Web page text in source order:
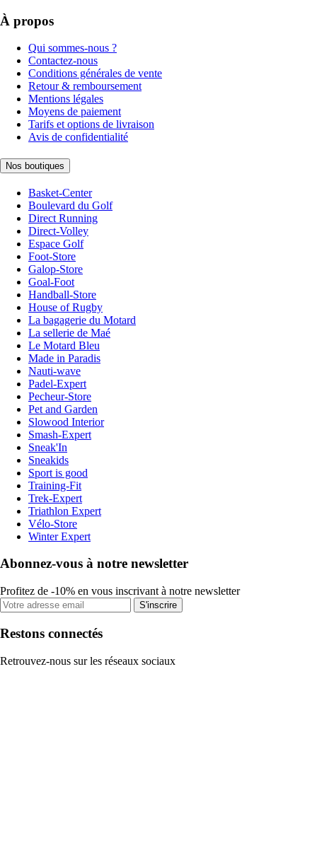
À propos
Qui sommes-nous ?
Contactez-nous
Conditions générales de vente
Retour & remboursement
Mentions légales
Moyens de paiement
Tarifs et options de livraison
Avis de confidentialité
Nos boutiques
Basket-Center
Boulevard du Golf
Direct Running
Direct-Volley
Espace Golf
Foot-Store
Galop-Store
Goal-Foot
Handball-Store
House of Rugby
La bagagerie du Motard
La sellerie de Maé
Le Motard Bleu
Made in Paradis
Nauti-wave
Padel-Expert
Pecheur-Store
Pet and Garden
Slowood Interior
Smash-Expert
Sneak'In
Sneakids
Sport is good
Training-Fit
Trek-Expert
Triathlon Expert
Vélo-Store
Winter Expert
Abonnez-vous à notre newsletter
Profitez de -10% en vous inscrivant à notre newsletter
S'inscrire
Restons connectés
Retrouvez-nous sur les réseaux sociaux